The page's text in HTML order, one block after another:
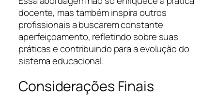
docente, mas também inspira outros
profissionais a buscarem constante
aperfeiçoamento, refletindo sobre suas
práticas e contribuindo para a evolução do
sistema educacional.
Considerações Finais